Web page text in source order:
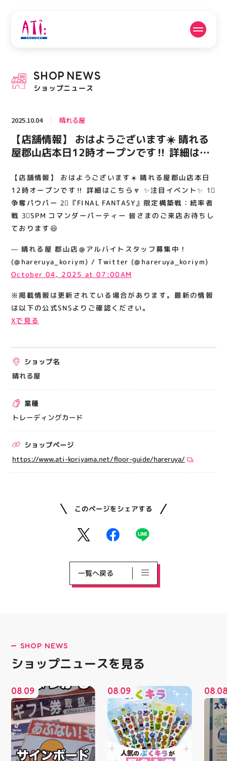
PICK UP NEWS
ピックアップニュース
フロアガイド 営業時間
ACCESS
アクセス・駐車場
RECRUIT
スタッフ募集
関連情報
お知らせ
お問い合わせ
サイトポリシー
運営会社
出店をご検討の方へ
催事出店募集
アティビジョンについて
SHOP NEWS
ショップニュース
2025.10.04 晴れる屋
【店舗情報】 おはようございます☀️ 晴れる
屋郡山店本日12時オープンです‼️ 詳細はこ
2⃣『FINAL FANTASY』限定構築戦：統率者
戦 3⃣SPM コマンダーパーティー 皆さまのご
来店お待ちしております😆
【店舗情報】 おはようございます☀️ 晴れる屋郡山店本日
12時オープンです‼️ 詳細はこちら🔽 ✨注目イベント✨ 1⃣
争奪パウパー 2⃣『FINAL FANTASY』限定構築戦：統率者
戦 3⃣SPM コマンダーパーティー 皆さまのご来店お待ちし
ております😆
— 晴れる屋 郡山店＠アルバイトスタッフ募集中！
(@hareruya_koriym) / Twitter (@hareruya_koriym)
October 04, 2025 at 07:00AM
※掲載情報は更新されている場合があります。最新の情報
は以下の公式SNSよりご確認ください。
Xで見る
ショップ名
晴れる屋
業種
トレーディングカード
ショップページ
https://www.ati-koriyama.net/floor-guide/hareruya/
このページをシェアする
一覧へ戻る
SHOP NEWS
ショップニュースを見る
08.09 08.09 08.